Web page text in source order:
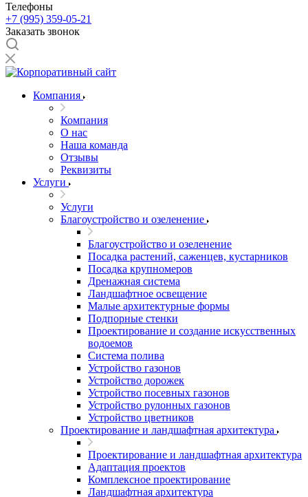
Телефоны
+7 (995) 359-05-21
Заказать звонок
Компания
Компания
О нас
Наша команда
Отзывы
Реквизиты
Услуги
Услуги
Благоустройство и озеленение
Благоустройство и озеленение
Посадка растений, саженцев, кустарников
Посадка крупномеров
Дренажная система
Ландшафтное освещение
Малые архитектурные формы
Подпорные стенки
Проектирование и создание искусственных
водоемов
Система полива
Устройство газонов
Устройство дорожек
Устройство посевных газонов
Устройство рулонных газонов
Устройство цветников
Проектирование и ландшафтная архитектура
Проектирование и ландшафтная архитектура
Адаптация проектов
Комплексное проектирование
Ландшафтная архитектура